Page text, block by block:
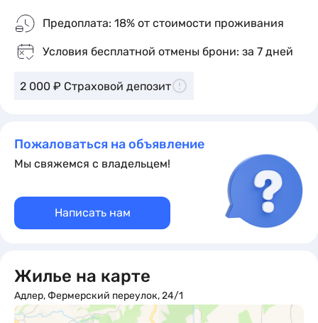
Мы ценим свое и чужое время, поэтому в наших
апартаментах организована система удаленного
заселения. Наши гости уже смогли оценить
и безопасно.
проживания:
Заселение возможно для гостей старше 21 года!
Предусмотрен залог в размере 2000 рублей
(возвращается при выезде в случае соблюдения
Регистрация заселения:
Предоплата: 18% от стоимости проживания
Условия бесплатной отмены брони: за 7 дней
2 000 ₽ Страховой депозит
Пожаловаться на объявление
Мы свяжемся с владельцем!
Написать нам
Жилье на карте
Адлер, Фермерский переулок, 24/1